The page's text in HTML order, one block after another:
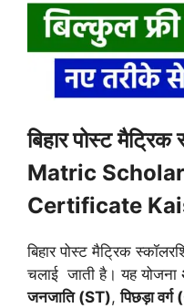
बिहार पोस्ट
Matric
Certificate
बिहार पोस्ट मैट्रिक
चलाई जाती है। यह योजना
जनजाति (ST),पिछड़ा